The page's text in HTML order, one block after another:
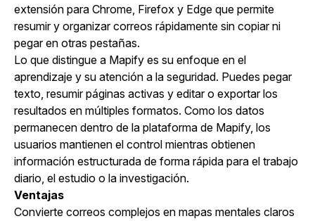
extensión para Chrome, Firefox y Edge que permite
resumir y organizar correos rápidamente sin copiar ni
pegar en otras pestañas.
Lo que distingue a Mapify es su enfoque en el
aprendizaje y su atención a la seguridad. Puedes pegar
texto, resumir páginas activas y editar o exportar los
resultados en múltiples formatos. Como los datos
permanecen dentro de la plataforma de Mapify, los
usuarios mantienen el control mientras obtienen
información estructurada de forma rápida para el trabajo
diario, el estudio o la investigación.
Ventajas
Convierte correos complejos en mapas mentales claros